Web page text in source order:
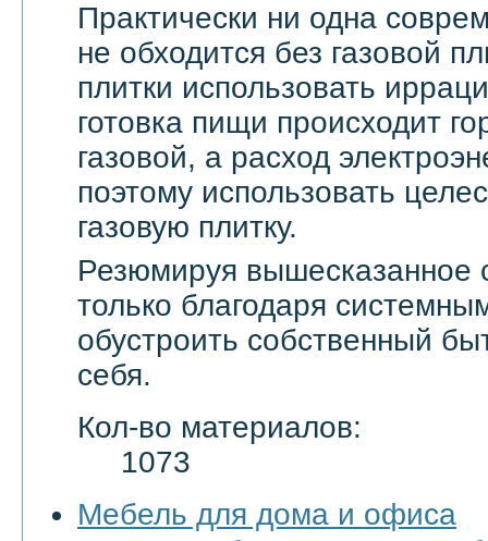
Практически ни одна
не обходится без газовой
плитки использовать
готовка пищи происходит
газовой, а расход
поэтому использовать
газовую плитку.
Резюмируя вышесказанное
только благодаря
обустроить собственный
себя.
Кол-во материалов:
1073
Мебель для дома и офиса